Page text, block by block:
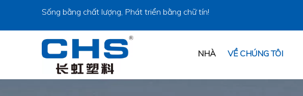
Sống bằng chất lượng, Phát triển bằng chữ tín!
NHÀ VỀ CHÚNG TÔI